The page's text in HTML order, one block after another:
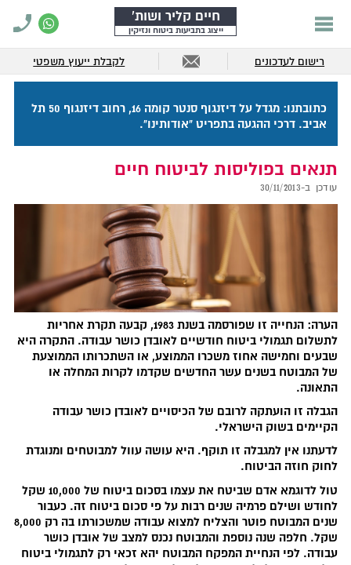
חיים קליר ושות'
ייצוג בתביעות ביטוח ונזיקין
רישום לעדכונים לקבלת ייעוץ משפטי
כתובתנו: מגדל על דיזנגוף סנטר קומה 16, רחוב דיזנגוף 50 תל
אביב. דרכי ההגעה בתפריט "אודותינו".
תנאים בפוליסות לביטוח חיים
עודכן ב-30/11/2013
הערה:
הנחייה זו שפורסמה בשנת 1983, קבעה תקרת אחריות
לתשלום תגמולי ביטוח חודשיים לאובדן כושר עבודה. התקרה היא
שבעים וחמישה אחוז משכרו הממוצע, או השתכרותו הממוצעת
של המבוטח בשנים עשר החדשים שקדמו לקרות המחלה או
התאונה.
הגבלה זו הועתקה לרובם של הכיסויים לאובדן כושר עבודה
הקיימים בשוק הישראלי.
לדעתנו אין למגבלה זו תוקף. היא עושה עוול למבוטחים ומנוגדת
לחוק חוזה הביטוח.
טול לדוגמא אדם שביטח את עצמו בסכום ביטוח של 10,000 שקל
לחודש ושילם פרמיה שנים רבות על פי סכום ביטוח זה. כעבור
שנים המבוטח פוטר והצליח למצוא עבודה שמשכורתו בה רק 8,000
שקל. חלפה שנה נוספת והמבוטח נכנס למצב של אובדן כושר
עבודה. לפי הנחיית המפקח המבוטח יהא זכאי רק לתגמולי ביטוח